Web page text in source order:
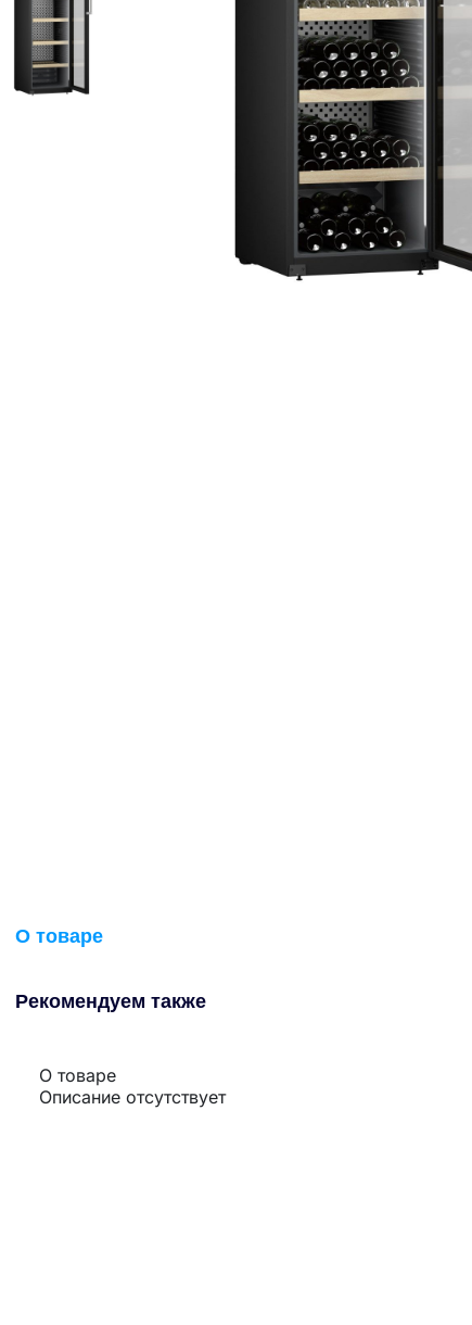
О товаре
Рекомендуем также
О товаре
Описание отсутствует